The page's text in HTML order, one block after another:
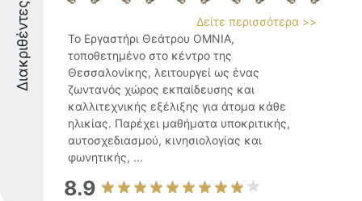
Διακριθέντες
Δείτε περισσότερα >>
Το Εργαστήρι Θεάτρου OMNIA,
τοποθετημένο στο κέντρο της
Θεσσαλονίκης, λειτουργεί ως ένας
ζωντανός χώρος εκπαίδευσης και
καλλιτεχνικής εξέλιξης για άτομα κάθε
ηλικίας. Παρέχει μαθήματα υποκριτικής,
αυτοσχεδιασμού, κινησιολογίας και
φωνητικής, ...
8.9